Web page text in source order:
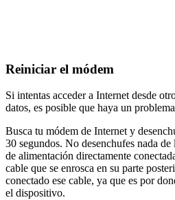
Reiniciar el módem
Si intentas acceder a Internet desde
datos, es posible que haya un
Busca tu módem de Internet y
30 segundos. No desenchufes nada
de alimentación directamente
cable que se enrosca en su parte
conectado ese cable, ya que es por
el dispositivo.